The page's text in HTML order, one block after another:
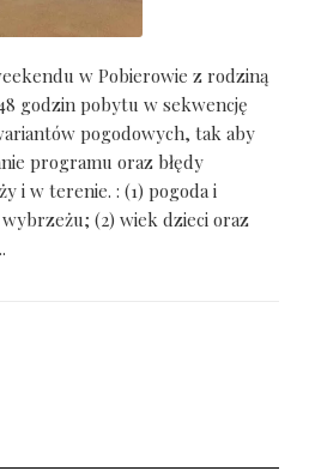
w Pobierowie z rodziną
godzin pobytu w sekwencję
pogodowych, tak aby
programu oraz błędy
i w terenie. : (1) pogoda i
(2) wiek dzieci oraz